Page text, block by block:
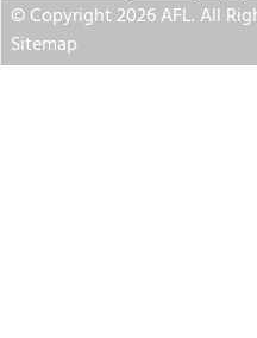
© Copyright 2026 AFL. All
Sitemap